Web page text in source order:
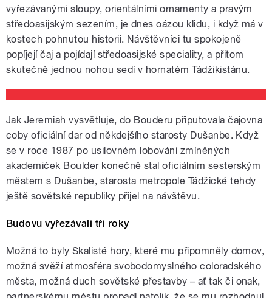
pause
vyřezávanými sloupy, orientálními ornamenty a pravým
středoasijským sezením, je dnes oázou klidu, i když má v
kostech pohnutou historii. Návštěvníci tu spokojeně
popíjejí čaj a pojídají středoasijské speciality, a přitom
skutečně jednou nohou sedí v hornatém Tádžikistánu.
Jak Jeremiah vysvětluje, do Bouderu připutovala čajovna
coby oficiální dar od někdejšího starosty Dušanbe. Když
se v roce 1987 po usilovném lobování zmíněných
akademiček Boulder konečně stal oficiálním sesterským
městem s Dušanbe, starosta metropole Tádžické tehdy
ještě sovětské republiky přijel na návštěvu.
Budovu vyřezávali tři roky
Možná to byly Skalisté hory, které mu připomněly domov,
možná svěží atmosféra svobodomyslného coloradského
města, možná duch sovětské přestavby – ať tak či onak,